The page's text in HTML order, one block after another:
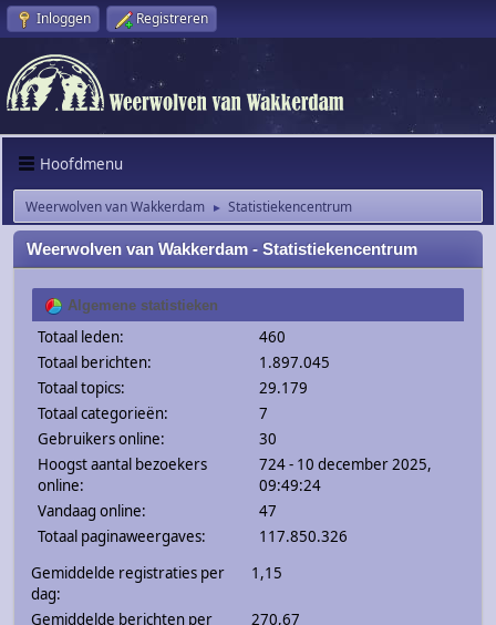
Inloggen Registreren
Hoofdmenu
Weerwolven van Wakkerdam ► Statistiekencentrum
Weerwolven van Wakkerdam - Statistiekencentrum
Algemene statistieken
Totaal leden:
460
Totaal berichten:
1.897.045
Totaal topics:
29.179
Totaal categorieën:
7
Gebruikers online:
30
Hoogst aantal bezoekers
online:
724 - 10 december 2025,
09:49:24
Vandaag online:
47
Totaal paginaweergaves:
117.850.326
Gemiddelde registraties per
dag:
1,15
Gemiddelde berichten per
270,67